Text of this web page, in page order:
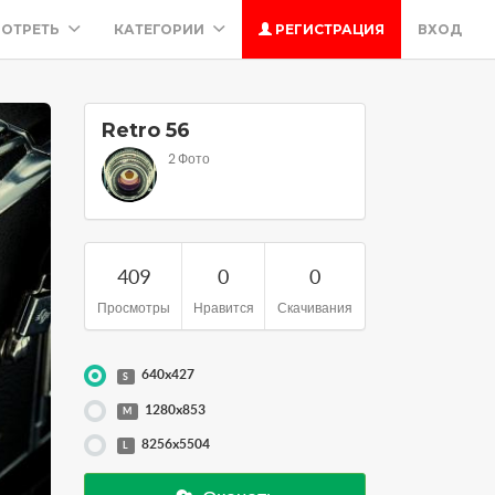
КАТЕГОРИИ РЕГИСТРАЦИЯ ВХОД
Retro 56
2 Фото
409
Просмотры
0
Нравится
0
Скачивания
S 640x427
M 1280x853
L 8256x5504